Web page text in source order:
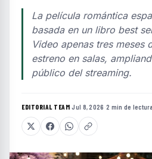
La película romántica
basada en un libro best
Video apenas tres meses
estreno en salas,
público del streaming.
EDITORIAL TEAM·Jul 8, 2026 ·2 min de lectura